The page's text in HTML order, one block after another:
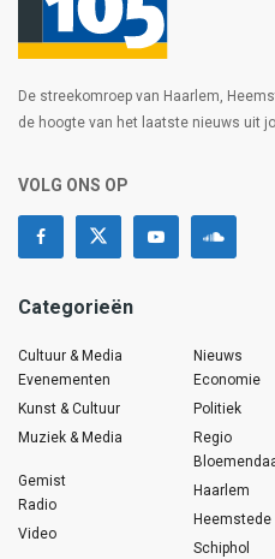
De streekomroep van Haarlem,
de hoogte van het laatste nieuws uit
VOLG ONS OP
Categorieën
Cultuur & Media
Evenementen
Kunst & Cultuur
Muziek & Media
Gemist
Radio
Video
Nieuws
Economie
Politiek
Regio
Haarlem
Heemstede
Schiphol